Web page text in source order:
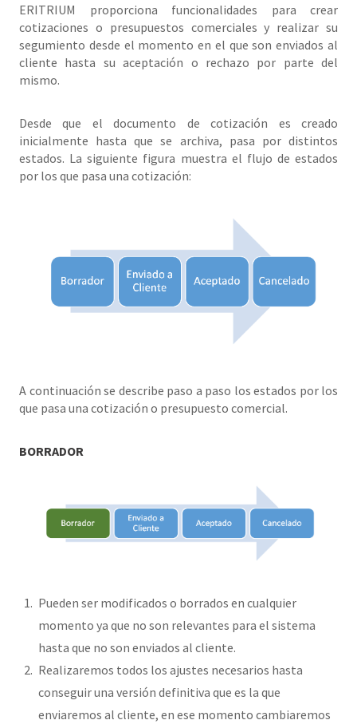
ERITRIUM proporciona funcionalidades para crear
cotizaciones o presupuestos comerciales y realizar su
segumiento desde el momento en el que son enviados al
cliente hasta su aceptación o rechazo por parte del
mismo.
Desde que el documento de cotización es creado
inicialmente hasta que se archiva, pasa por distintos
estados. La siguiente figura muestra el flujo de estados
por los que pasa una cotización:
A continuación se describe paso a paso los estados por los
que pasa una cotización o presupuesto comercial.
BORRADOR
Pueden ser modificados o borrados en cualquier
momento ya que no son relevantes para el sistema
hasta que no son enviados al cliente.
Realizaremos todos los ajustes necesarios hasta
conseguir una versión definitiva que es la que
enviaremos al cliente, en ese momento cambiaremos